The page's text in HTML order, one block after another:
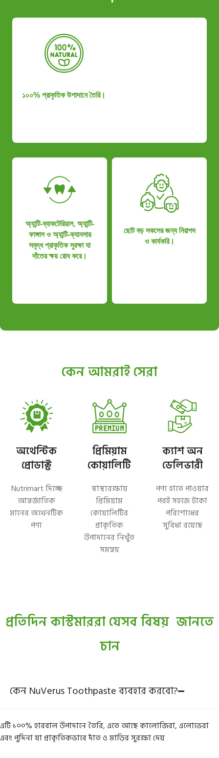
১০০% প্রাকৃতিক উপাদানে তৈরি।
অ্যান্টি-ব্যাকটেরিয়াল, অ্যান্টি-
ফাঙ্গাল ও অ্যান্টি-ক্যানসার
সমৃদ্ধ প্রাকৃতিক সুরক্ষা যা
দাঁতের ক্ষয় রোধ করে।
ছোট বড় সকলের জন্য নিরাপদ
ও কার্যকরি।
কেন আমরাই সেরা
অথেন্টিক
প্রোডাক্ট
Nutrimart দিচ্ছে
আন্তর্জাতিক
মানের অথেনটিক
পণ্য
প্রিমিয়াম
কোয়ালিটি
স্বাস্থ্যরক্ষায়
প্রিমিয়াম
কোয়ালিটির
প্রাকৃতিক
উপাদানের নিখুঁত
সমন্বয়
ক্যাশ অন
ডেলিভারী
পণ্য হাতে পাওয়ার
পরই সহজে টাকা
পরিশোধের
সুবিধা রয়েছে
প্রতিদিন কাস্টমাররা যেসব বিষয় জানতে
চান
কেন NuVerus Toothpaste ব্যবহার করবো?
এটি ১০০% হারবাল উপাদানে তৈরি, এতে আছে কালোজিরা, এলোভেরা
এবং পুদিনা যা প্রাকৃতিকভাবে দাঁত ও মাড়ির সুরক্ষা দেয়